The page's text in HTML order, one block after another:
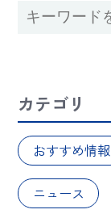
カテゴリ
おすすめ情報
ニュース